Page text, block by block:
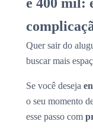
Quer sair do
buscar mais
Se você deseja
o seu momento
esse passo com